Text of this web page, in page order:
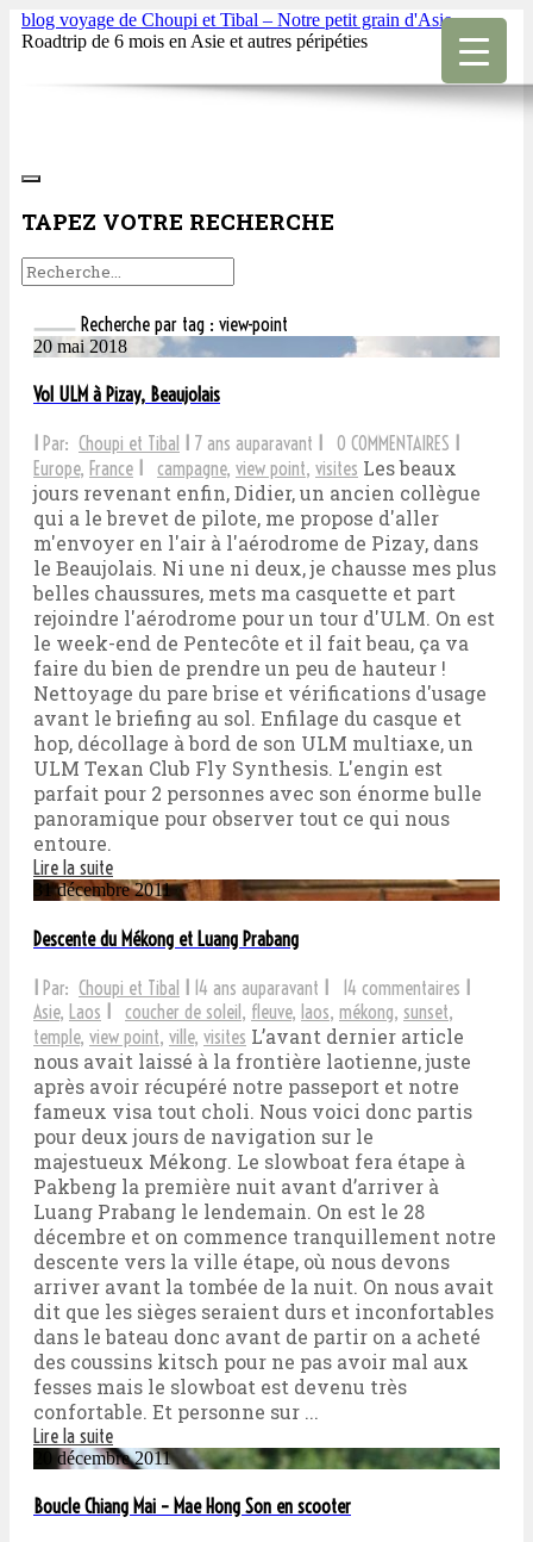
blog voyage de Choupi et Tibal – Notre petit grain d'Asie
Roadtrip de 6 mois en Asie et autres péripéties
TAPEZ VOTRE RECHERCHE
Recherche par tag : view-point
20 mai 2018
Vol ULM à Pizay, Beaujolais
Par: Choupi et Tibal 7 ans auparavant 0 COMMENTAIRES
Europe, France campagne, view point, visites Les beaux
jours revenant enfin, Didier, un ancien collègue
qui a le brevet de pilote, me propose d'aller
m'envoyer en l'air à l'aérodrome de Pizay, dans
le Beaujolais. Ni une ni deux, je chausse mes plus
belles chaussures, mets ma casquette et part
rejoindre l'aérodrome pour un tour d'ULM. On est
le week-end de Pentecôte et il fait beau, ça va
faire du bien de prendre un peu de hauteur !
Nettoyage du pare brise et vérifications d'usage
avant le briefing au sol. Enfilage du casque et
hop, décollage à bord de son ULM multiaxe, un
ULM Texan Club Fly Synthesis. L'engin est
parfait pour 2 personnes avec son énorme bulle
panoramique pour observer tout ce qui nous
entoure.
Lire la suite
31 décembre 2011
Descente du Mékong et Luang Prabang
I Par: Choupi et Tibal I 14 ans auparavant I 14 commentaires I
Asie, Laos I coucher de soleil, fleuve, laos, mékong, sunset,
temple, view point, ville, visites L’avant dernier article
nous avait laissé à la frontière laotienne, juste
après avoir récupéré notre passeport et notre
fameux visa tout choli. Nous voici donc partis
pour deux jours de navigation sur le
majestueux Mékong. Le slowboat fera étape à
Pakbeng la première nuit avant d’arriver à
Luang Prabang le lendemain. On est le 28
décembre et on commence tranquillement notre
descente vers la ville étape, où nous devons
arriver avant la tombée de la nuit. On nous avait
dit que les sièges seraient durs et inconfortables
dans le bateau donc avant de partir on a acheté
des coussins kitsch pour ne pas avoir mal aux
fesses mais le slowboat est devenu très
confortable. Et personne sur ...
Lire la suite
20 décembre 2011
Boucle Chiang Mai – Mae Hong Son en scooter